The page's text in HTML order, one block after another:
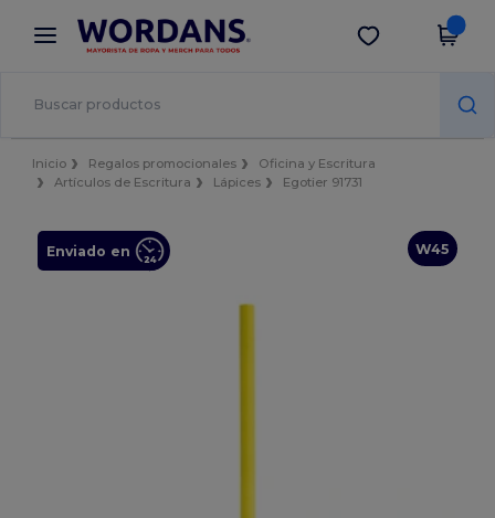
× App de Wordans
¡Mejores precios en app!
Descargar app
Inicio Regalos promocionales
Oficina y Escritura
Artículos de Escritura
Lápices Egotier 91731
W45
Enviado en